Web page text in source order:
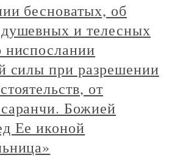
бесноватых, об
и телесных
силы при разрешении
от
Божией
Ее иконой